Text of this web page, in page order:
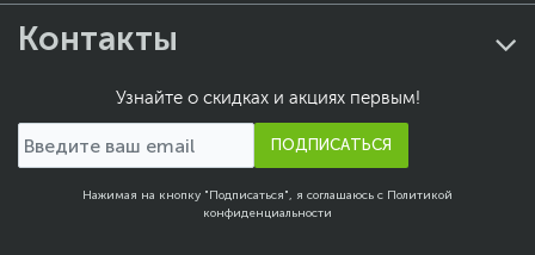
Контакты
Узнайте о скидках и акциях первым!
ПОДПИСАТЬСЯ
Нажимая на кнопку "Подписаться", я соглашаюсь с Политикой
конфиденциальности